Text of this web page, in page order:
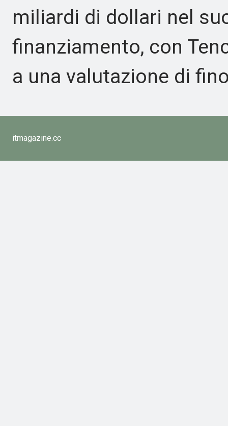
miliardi di dollari nel
finanziamento, con
a una valutazione di
itmagazine.cc